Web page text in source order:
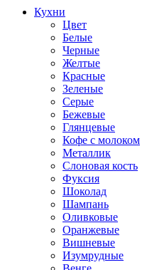
Кухни
Цвет
Белые
Черные
Желтые
Красные
Зеленые
Серые
Бежевые
Глянцевые
Кофе с молоком
Металлик
Слоновая кость
Фуксия
Шоколад
Шампань
Оливковые
Оранжевые
Вишневые
Изумрудные